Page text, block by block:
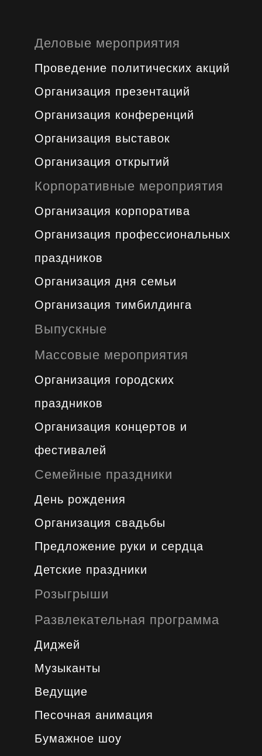
Деловые мероприятия
Проведение политических акций
Организация презентаций
Организация конференций
Организация выставок
Организация открытий
Корпоративные мероприятия
Организация корпоратива
Организация профессиональных
праздников
Организация дня семьи
Организация тимбилдинга
Выпускные
Массовые мероприятия
Организация городских
праздников
Организация концертов и
фестивалей
Семейные праздники
День рождения
Организация свадьбы
Предложение руки и сердца
Детские праздники
Розыгрыши
Развлекательная программа
Диджей
Музыканты
Ведущие
Песочная анимация
Бумажное шоу